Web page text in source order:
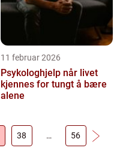
11 februar 2026
Psykologhjelp når livet
kjennes for tungt å bære
alene
38 … 56